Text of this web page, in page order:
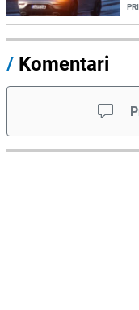
/ Komentari